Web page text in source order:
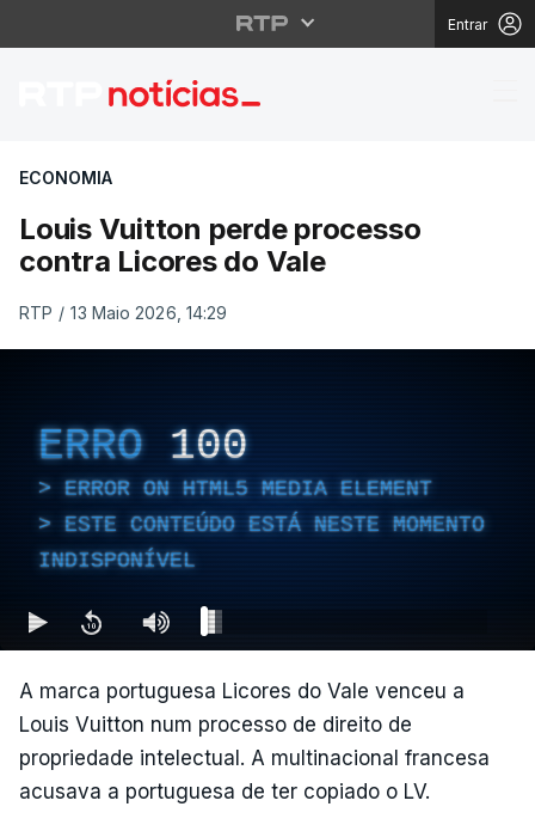
Entrar
Louis Vuitton perde
ECONOMIA
Louis Vuitton perde processo
contra Licores do Vale
RTP / 13 Maio 2026, 14:29
ERRO 100
ERROR ON HTML5 MEDIA ELEMENT
ESTE CONTEÚDO ESTÁ NESTE MOMENTO
INDISPONÍVEL
A marca portuguesa Licores do Vale venceu a
Louis Vuitton num processo de direito de
propriedade intelectual. A multinacional francesa
acusava a portuguesa de ter copiado o LV.